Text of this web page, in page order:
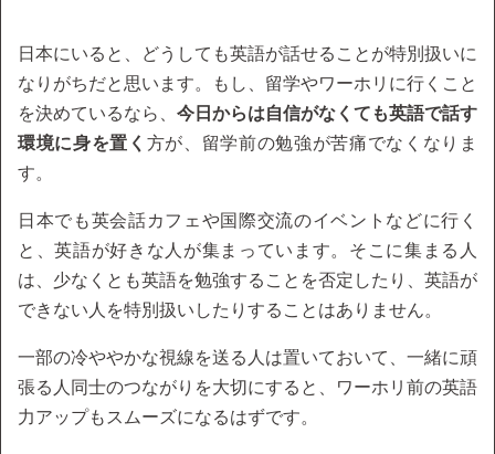
日本にいると、どうしても英語が話せることが特別扱いに
なりがちだと思います。もし、留学やワーホリに行くこと
を決めているなら、 今日からは自信がなくても英語で話す
環境に身を置く 方が、留学前の勉強が苦痛でなくなりま
す。
日本でも英会話カフェや国際交流のイベントなどに行く
と、英語が好きな人が集まっています。そこに集まる人
は、少なくとも英語を勉強することを否定したり、英語が
できない人を特別扱いしたりすることはありません。
一部の冷ややかな視線を送る人は置いておいて、一緒に頑
張る人同士のつながりを大切にすると、ワーホリ前の英語
力アップもスムーズになるはずです。